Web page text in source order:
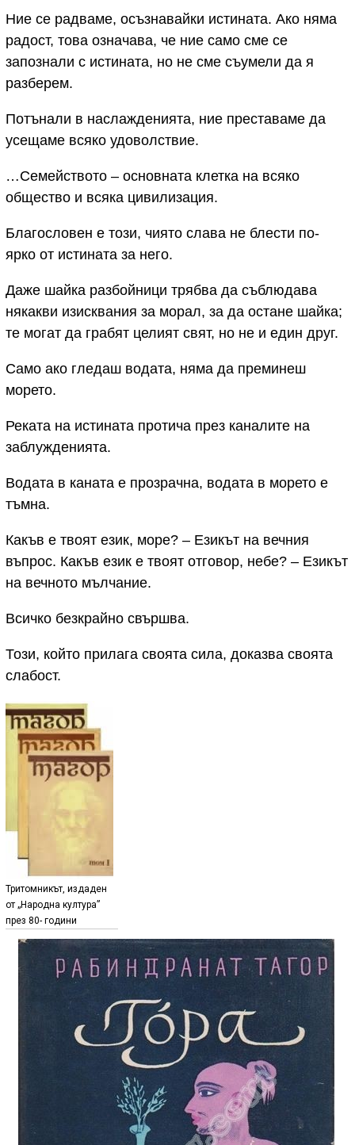
Ние се радваме, осъзнавайки истината. Ако няма
радост, това означава, че ние само сме се
запознали с истината, но не сме съумели да я
разберем.
Потънали в наслажденията, ние преставаме да
усещаме всяко удоволствие.
…Семейството – основната клетка на всяко
общество и всяка цивилизация.
Благословен е този, чиято слава не блести по-
ярко от истината за него.
Даже шайка разбойници трябва да съблюдава
някакви изисквания за морал, за да остане шайка;
те могат да грабят целият свят, но не и един друг.
Само ако гледаш водата, няма да преминеш
морето.
Реката на истината протича през каналите на
заблужденията.
Водата в каната е прозрачна, водата в морето е
тъмна.
Какъв е твоят език, море? – Езикът на вечния
въпрос. Какъв език е твоят отговор, небе? – Езикът
на вечното мълчание.
Всичко безкрайно свършва.
Този, който прилага своята сила, доказва своята
слабост.
Тритомникът, издаден
от „Народна култура”
през 80- години